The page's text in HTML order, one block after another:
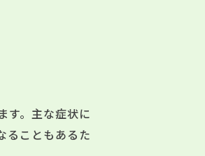
す。主な症状に
ることもあるた